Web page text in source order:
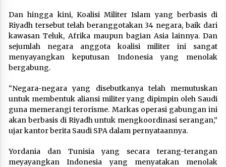
Dan hingga kini, Koalisi Militer Islam yang berbasis di
Riyadh tersebut telah beranggotakan 34 negara, baik dari
kawasan Teluk, Afrika maupun bagian Asia lainnya. Dan
sejumlah negara anggota koalisi militer ini sangat
menyayangkan keputusan Indonesia yang menolak
bergabung.
“Negara-negara yang disebutkanya telah memutuskan
untuk membentuk aliansi militer yang dipimpin oleh Saudi
guna memerangi terorisme. Markas operasi gabungan ini
akan berbasis di Riyadh untuk mengkoordinasi serangan,”
ujar kantor berita Saudi SPA dalam pernyataannya.
Yordania dan Tunisia yang secara terang-terangan
meyayangkan Indonesia yang menyatakan menolak